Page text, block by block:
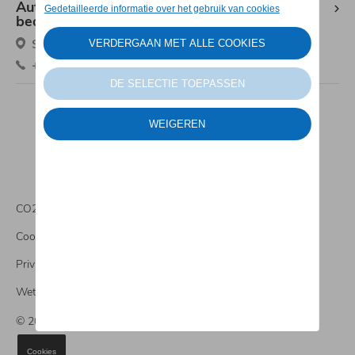
Autobedrijf Deckx-team Volkswagen
bedrijfsvoertuigen
Steenweg op Gierle 383, 2300 Turnhout
+32 14 42 40 31
© 2026 Autobedrijf Deckx-Team
CO2 informatie
Cookies
Privacybeleid
Wettelijke bepalingen
Cookies